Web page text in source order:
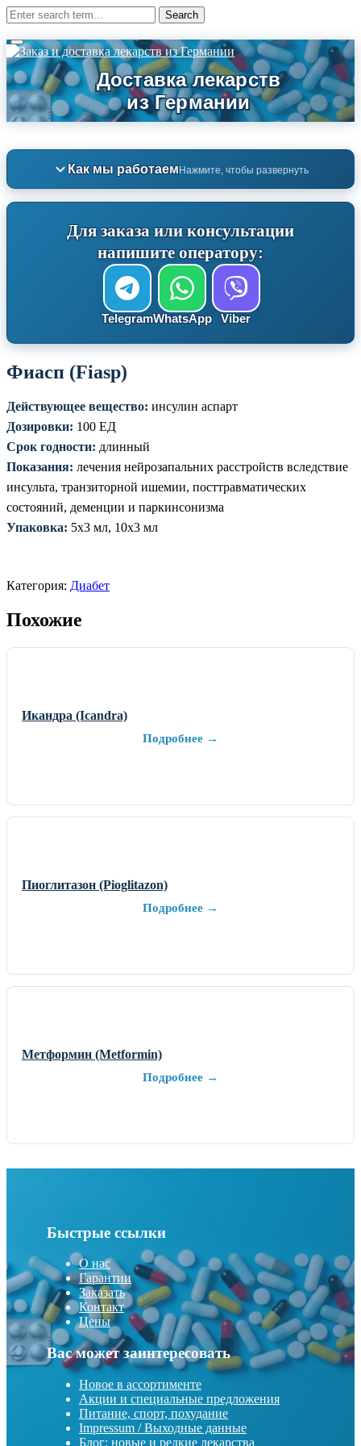
Как мы работаемНажмите, чтобы развернуть
Для заказа или консультации
напишите оператору:
TelegramWhatsApp Viber
Фиасп (Fiasp)
Действующее вещество: инсулин аспарт
Дозировки: 100 ЕД
Срок годности: длинный
Показания: лечения нейрозапальних расстройств вследствие
инсульта, транзиторной ишемии, посттравматических
состояний, деменции и паркинсонизма
Упаковка: 5х3 мл, 10х3 мл
Категория: Диабет
Похожие
Икандра (Icandra)
Подробнее →
Пиоглитазон (Pioglitazon)
Подробнее →
Метформин (Metformin)
Подробнее →
Быстрые ссылки
О нас
Гарантии
Заказать
Контакт
Цены
Вас может заинтересовать
Новое в ассортименте
Акции и специальные предложения
Питание, спорт, похудание
Impressum / Выходные данные
Блог: новые и редкие лекарства